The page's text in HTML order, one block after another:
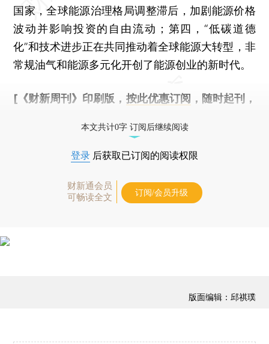
国家，全球能源治理格局调整滞后，加剧能源价格
波动并影响投资的自由流动；第四，“低碳道德
化”和技术进步正在共同推动着全球能源大转型，非
常规油气和能源多元化开创了能源创业的新时代。
[《财新周刊》印刷版， 按此优惠订阅 ，随时起刊，
本文共计0字 订阅后继续阅读
登录 后获取已订阅的阅读权限
财新通会员
可畅读全文
订阅/会员升级
版面编辑：邱祺璞